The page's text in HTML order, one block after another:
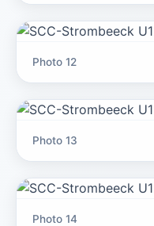
Photo 12
Photo 13
Photo 14